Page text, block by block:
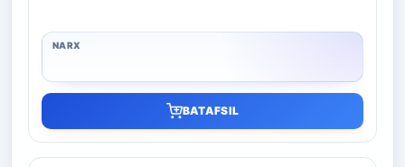
BATAFSIL